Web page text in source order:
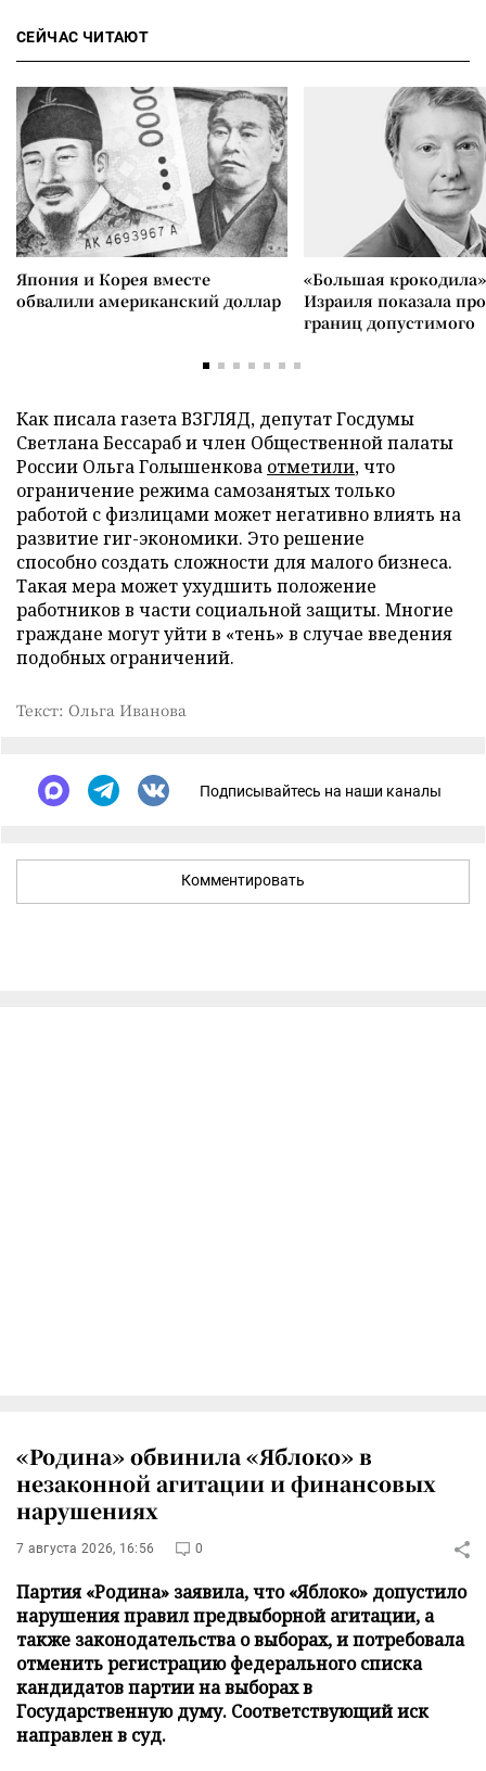
СЕЙЧАС ЧИТАЮТ
Япония и Корея вместе
обвалили американский доллар
«Большая
Израиля показала
границ допустимого
Как писала газета ВЗГЛЯД, депутат Госдумы
Светлана Бессараб и член Общественной палаты
России Ольга Голышенкова отметили, что
ограничение режима самозанятых только
работой с физлицами может негативно влиять на
развитие гиг-экономики. Это решение
способно создать сложности для малого бизнеса.
Такая мера может ухудшить положение
работников в части социальной защиты. Многие
граждане могут уйти в «тень» в случае введения
подобных ограничений.
Текст: Ольга Иванова
Подписывайтесь на наши каналы
Комментировать
«Родина» обвинила «Яблоко» в
незаконной агитации и финансовых
нарушениях
7 августа 2026, 16:56 0
Партия «Родина» заявила, что «Яблоко» допустило
нарушения правил предвыборной агитации, а
также законодательства о выборах, и потребовала
отменить регистрацию федерального списка
кандидатов партии на выборах в
Государственную думу. Соответствующий иск
направлен в суд.